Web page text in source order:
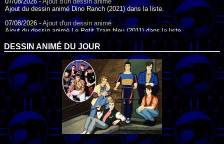
Ajout du dessin animé Dino Ranch (2021) dans la liste.
07/08/2026 - Ajout d'un dessin animé
Ajout du dessin animé Le Petit Train bleu (2011) dans la liste.
07/08/2026 - Ajout d'un dessin animé
Ajout du dessin animé Agent Spécial Oso (2009) dans la liste.
17/07/2026 -Ajout d'un dessin animé
Ajout du dessin animé Peter Pan (1988) dans la liste.
17/07/2026 -Ajout d'un dessin animé
Ajout du dessin animé Le Bossu de Notre-Dame (1996) dans la liste.
DESSIN ANIMÉ DU JOUR